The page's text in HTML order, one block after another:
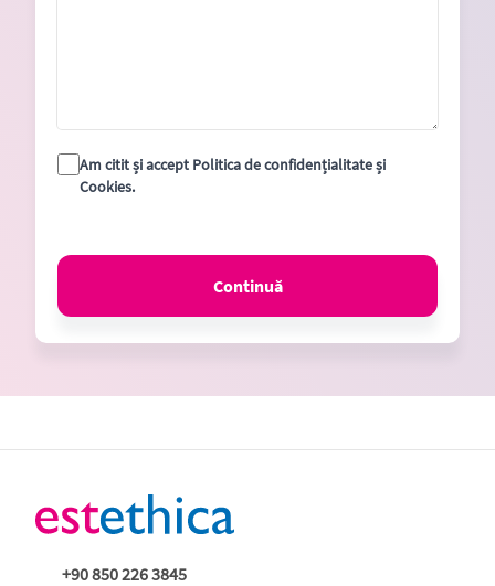
Am citit și accept Politica de confidențialitate și
Cookies.
Continuă
+90 850 226 3845